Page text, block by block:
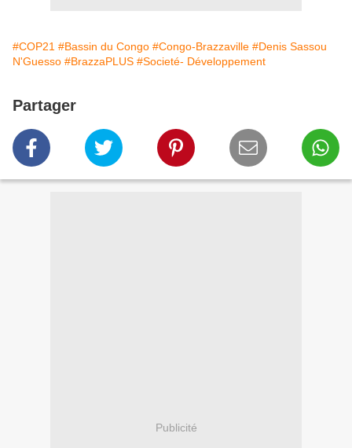
#COP21 #Bassin du Congo #Congo-Brazzaville #Denis Sassou
N'Guesso #BrazzaPLUS #Societé- Développement
Partager
Publicité